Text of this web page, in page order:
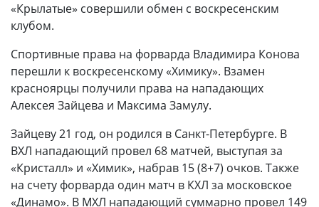
«Крылатые» совершили обмен с воскресенским
клубом.
Спортивные права на форварда Владимира Конова
перешли к воскресенскому «Химику». Взамен
красноярцы получили права на нападающих
Алексея Зайцева и Максима Замулу.
Зайцеву 21 год, он родился в Санкт-Петербурге. В
ВХЛ нападающий провел 68 матчей, выступая за
«Кристалл» и «Химик», набрав 15 (8+7) очков. Также
на счету форварда один матч в КХЛ за московское
«Динамо». В МХЛ нападающий суммарно провел 149